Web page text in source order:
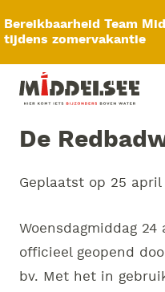
Bereikbaarheid Team
tijdens zomervakantie
De
Geplaatst op 25 april
Woensdagmiddag
officieel geopend
bv. Met het in